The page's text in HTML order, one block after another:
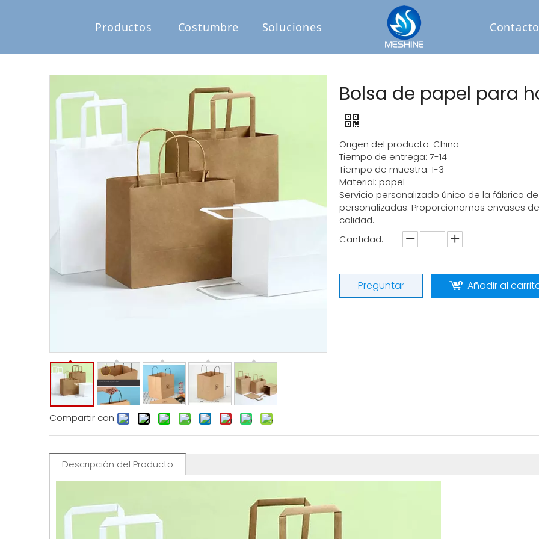
Productos Costumbre Soluciones
Compartir con:
Bolsa de papel para
Origen del producto: China
Tiempo de entrega: 7-14
Tiempo de muestra: 1-3
Material: papel
Servicio personalizado único de la fábrica
personalizadas. Proporcionamos envases
calidad.
Cantidad:
Preguntar Añadir al
Descripción del Producto